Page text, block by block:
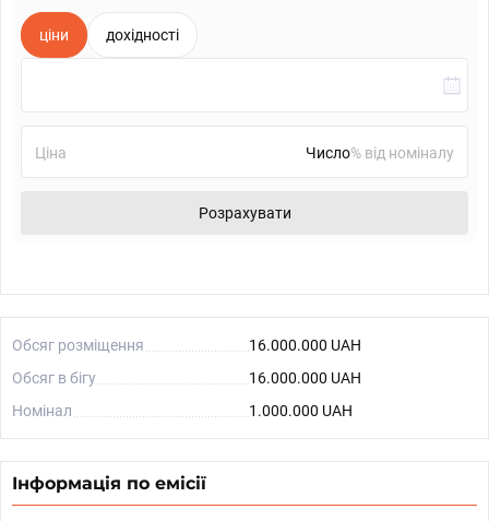
ціни дохідності
Ціна % від номіналу
Розрахувати
Обсяг розміщення
16.000.000 UAH
Обсяг в бігу
16.000.000 UAH
Номінал
1.000.000 UAH
Інформація по емісії